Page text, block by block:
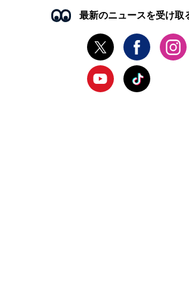
最新のニュースを受け取